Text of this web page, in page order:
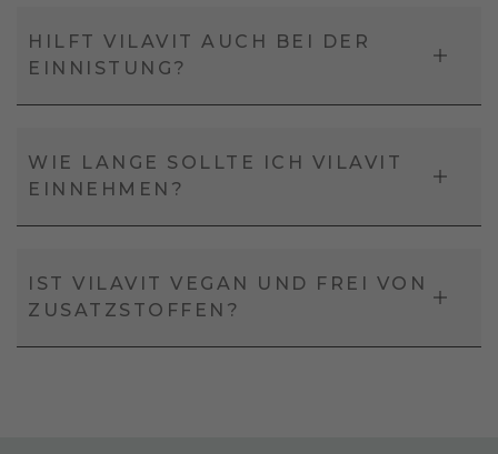
HILFT VILAVIT AUCH BEI DER
EINNISTUNG?
WIE LANGE SOLLTE ICH VILAVIT
EINNEHMEN?
IST VILAVIT VEGAN UND FREI VON
ZUSATZSTOFFEN?